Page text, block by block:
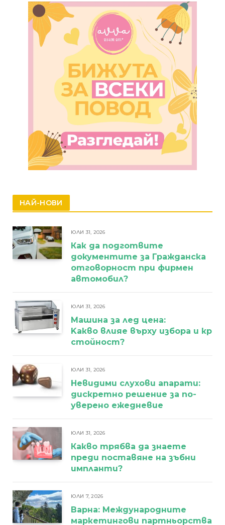
НАЙ-НОВИ
ЮЛИ 31, 2026
Как да подготвите
документите за Гражданска
отговорност при фирмен
автомобил?
ЮЛИ 31, 2026
Машина за лед цена:
Kакво влияе върху избора и
стойност?
ЮЛИ 31, 2026
Невидими слухови апарати:
дискретно решение за по-
уверено ежедневие
ЮЛИ 31, 2026
Какво трябва да знаете
преди поставяне на зъбни
импланти?
ЮЛИ 7, 2026
Варна: Международните
маркетингови партньорства